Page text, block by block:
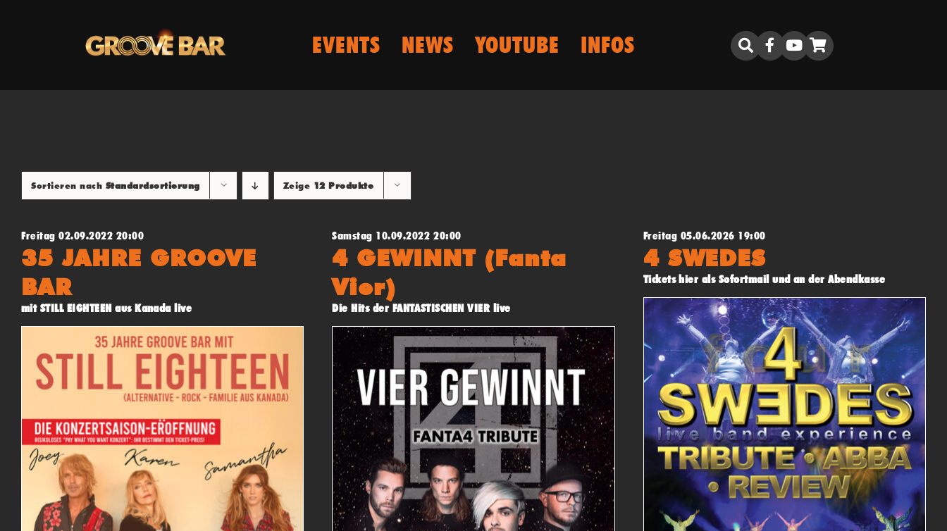
EVENTS NEWS YOUTUBE INFOS
Sortieren nach Standardsortierung Zeige 12 Produkte
Freitag 02.09.2022 20:00
35 JAHRE GROOVE
BAR
mit STILL EIGHTEEN aus Kanada live
Samstag 10.09.2022 20:00
4 GEWINNT (Fanta
Vier)
Die Hits der FANTASTISCHEN VIER live
Freitag 05.06.2026 19:00
4 SWEDES
Tickets hier als Sofortmail und an der Abendkasse